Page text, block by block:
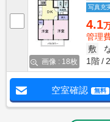
画像 : 18枚
写真充
4.1
管理
敷
1階
空室確認 無料